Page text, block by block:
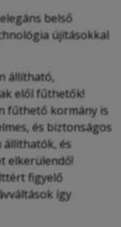
legáns belső
újításokkal
állítható,
elől fűthetők!
fűthető kormány is
és biztonságos
állíthatók, és
elkerülendő!
figyelő
így